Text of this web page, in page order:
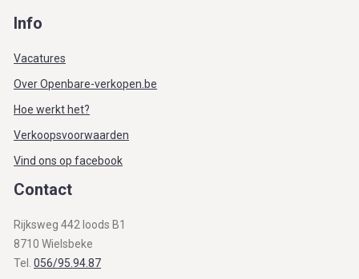
Info
Vacatures
Over Openbare-verkopen.be
Hoe werkt het?
Verkoopsvoorwaarden
Vind ons op facebook
Contact
Rijksweg 442 loods B1
8710 Wielsbeke
Tel.
056/95.94.87